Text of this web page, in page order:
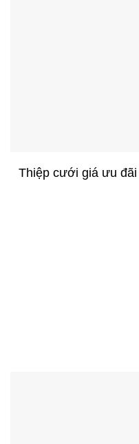
Thiệp cưới giá ưu